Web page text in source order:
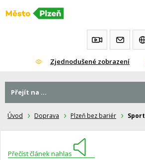
Přeskočit
Zjednodušené zobrazení
Úvod Doprava Plzeň bez bariér Sport
Přečíst článek nahlas
Přejít na ...